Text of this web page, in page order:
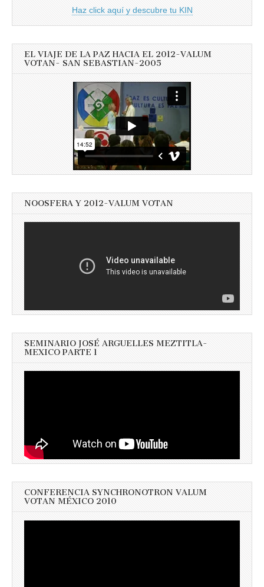
Haz click aquí y descubre tu KIN
EL VIAJE DE LA PAZ HACIA EL 2012-VALUM
VOTAN- SAN SEBASTIAN-2005
NOOSFERA Y 2012-VALUM VOTAN
SEMINARIO JOSÉ ARGUELLES MEZTITLA-
MEXICO PARTE 1
CONFERENCIA SYNCHRONOTRON VALUM
VOTAN MÉXICO 2010